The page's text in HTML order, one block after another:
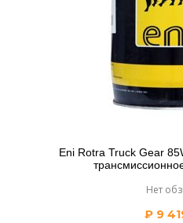
Eni Rotra Truck Gear
Нет
₽ 9